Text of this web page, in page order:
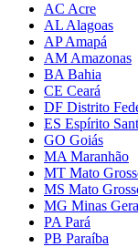
AC Acre
AL Alagoas
AP Amapá
AM Amazonas
BA Bahia
CE Ceará
DF Distrito
ES Espírito
GO Goiás
MA Maranhão
MT Mato
MS Mato
MG Minas
PA Pará
PB Paraíba